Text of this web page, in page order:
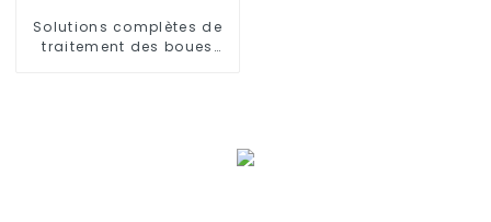
Solutions complètes de
traitement des boues